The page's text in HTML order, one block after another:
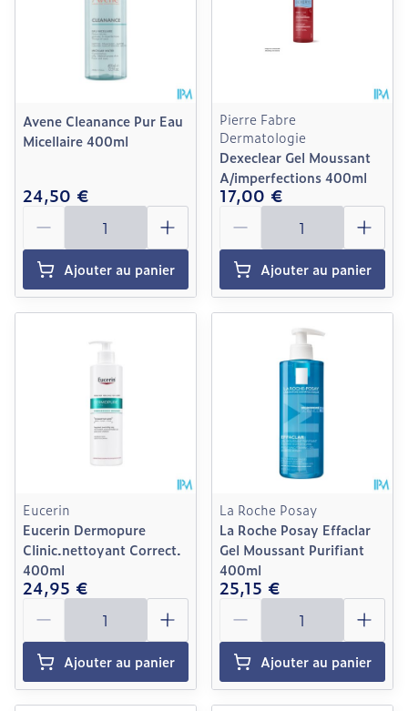
Avene Cleanance Pur Eau
Micellaire 400ml
24,50 €
Quantité
Ajouter au panier
Pierre Fabre
Dermatologie
Dexeclear Gel Moussant
A/imperfections 400ml
17,00 €
Quantité
Ajouter au panier
Eucerin
Eucerin Dermopure
Clinic.nettoyant Correct.
400ml
24,95 €
Quantité
Ajouter au panier
La Roche Posay
La Roche Posay Effaclar
Gel Moussant Purifiant
400ml
25,15 €
Quantité
Ajouter au panier